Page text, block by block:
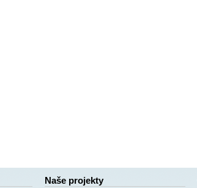
Naše projekty